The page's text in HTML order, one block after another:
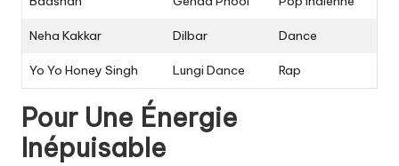
Neha Kakkar Dilbar Dance
Yo Yo Honey Singh Lungi Dance Rap
Pour Une Énergie
Inépuisable